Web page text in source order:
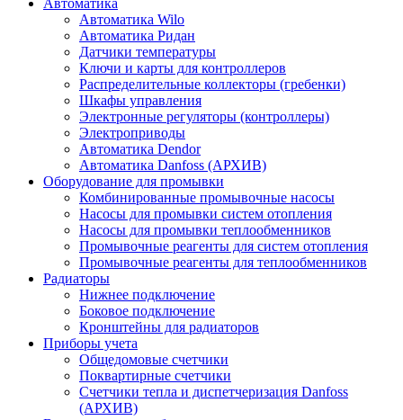
Автоматика
Автоматика Wilo
Автоматика Ридан
Датчики температуры
Ключи и карты для контроллеров
Распределительные коллекторы (гребенки)
Шкафы управления
Электронные регуляторы (контроллеры)
Электроприводы
Автоматика Dendor
Автоматика Danfoss (АРХИВ)
Оборудование для промывки
Комбинированные промывочные насосы
Насосы для промывки систем отопления
Насосы для промывки теплообменников
Промывочные реагенты для систем отопления
Промывочные реагенты для теплообменников
Радиаторы
Нижнее подключение
Боковое подключение
Кронштейны для радиаторов
Приборы учета
Общедомовые счетчики
Поквартирные счетчики
Счетчики тепла и диспетчеризация Danfoss
(АРХИВ)